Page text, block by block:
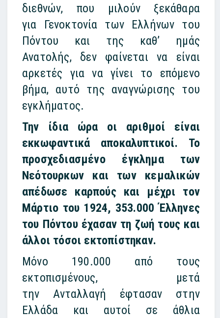
διεθνών, που μιλούν ξεκάθαρα
για Γενοκτονία των Ελλήνων του
Πόντου και της καθ’ ημάς
Ανατολής, δεν φαίνεται να είναι
αρκετές για να γίνει το επόμενο
βήμα, αυτό της αναγνώρισης του
εγκλήματος.
Την ίδια ώρα οι αριθμοί είναι
εκκωφαντικά αποκαλυπτικοί. Το
προσχεδιασμένο έγκλημα των
Νεότουρκων και των κεμαλικών
απέδωσε καρπούς και μέχρι τον
Μάρτιο του 1924, 353.000 Έλληνες
του Πόντου έχασαν τη ζωή τους και
άλλοι τόσοι εκτοπίστηκαν.
Μόνο 190.000 από τους
εκτοπισμένους, μετά
την Ανταλλαγή έφτασαν στην
Ελλάδα και αυτοί σε άθλια